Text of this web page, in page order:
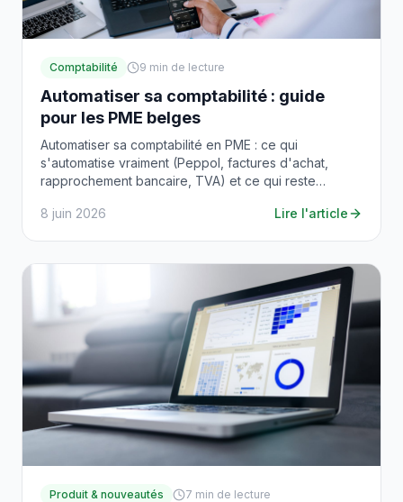
Comptabilité 9 min de lecture
Automatiser sa comptabilité : guide
pour les PME belges
Automatiser sa comptabilité en PME : ce qui
s'automatise vraiment (Peppol, factures d'achat,
rapprochement bancaire, TVA) et ce qui reste
8 juin 2026
Lire l'article
Produit & nouveautés 7 min de lecture